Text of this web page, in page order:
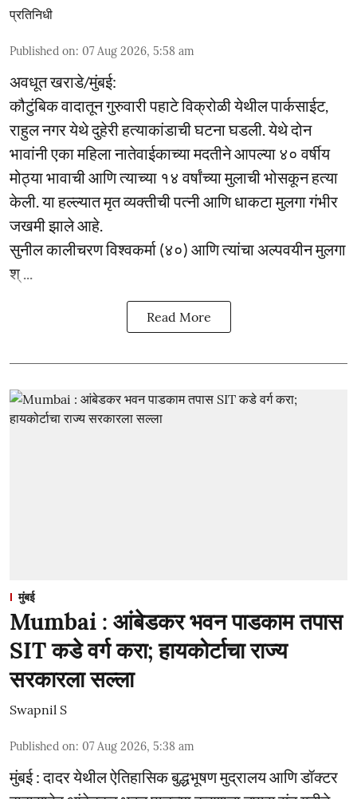
प्रतिनिधी
Published on: 07 Aug 2026, 5:58 am
अवधूत खराडे/मुंबई:
कौटुंबिक वादातून गुरुवारी पहाटे विक्रोळी येथील पार्कसाईट,
राहुल नगर येथे दुहेरी हत्याकांडाची घटना घडली. येथे दोन
भावांनी एका महिला नातेवाईकाच्या मदतीने आपल्या ४० वर्षीय
मोठ्या भावाची आणि त्याच्या १४ वर्षांच्या मुलाची भोसकून हत्या
केली. या हल्ल्यात मृत व्यक्तीची पत्नी आणि धाकटा मुलगा गंभीर
जखमी झाले आहे.
सुनील कालीचरण विश्वकर्मा (४०) आणि त्यांचा अल्पवयीन मुलगा
श् ...
Read More
मुंबई
Mumbai : आंबेडकर भवन पाडकाम तपास
SIT कडे वर्ग करा; हायकोर्टाचा राज्य
सरकारला सल्ला
Swapnil S
Published on: 07 Aug 2026, 5:38 am
मुंबई : दादर येथील ऐतिहासिक बुद्धभूषण मुद्रालय आणि डॉक्टर